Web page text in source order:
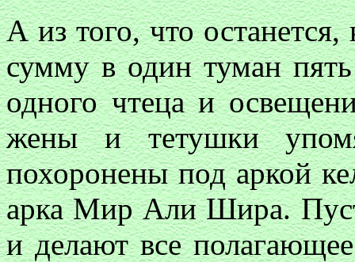
А из того, что
сумму в один туман
одного чтеца и
жены и тетушки
похоронены под аркой
арка Мир Али Шира.
и делают все